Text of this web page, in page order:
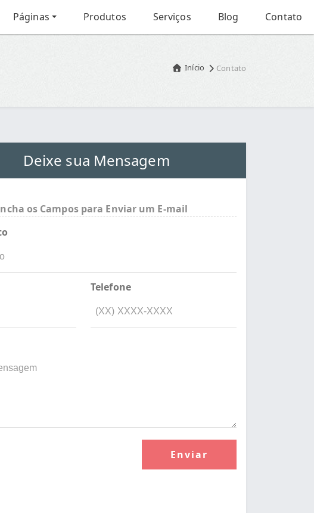
Páginas Produtos Serviços Blog Contato
Início Contato
Deixe sua Mensagem
os Campos para Enviar um E-mail
Telefone
Enviar